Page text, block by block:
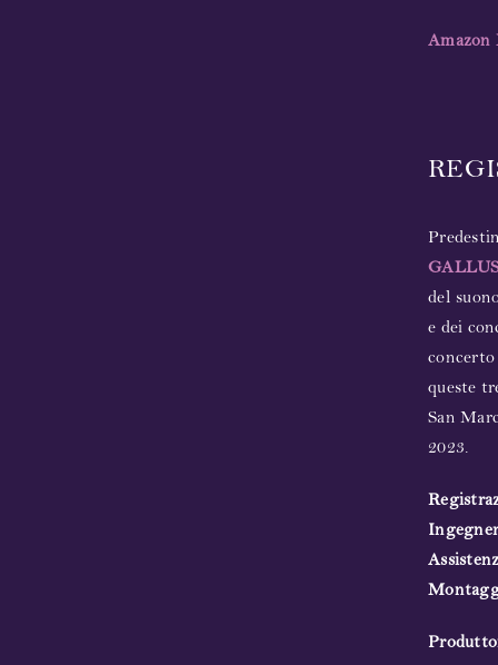
Amazon
del
e dei
concerto
queste
San
2023.